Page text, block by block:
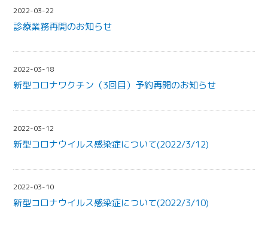
2022-03-22
診療業務再開のお知らせ
2022-03-18
新型コロナワクチン（3回目）予約再開のお知らせ
2022-03-12
新型コロナウイルス感染症について(2022/3/12)
2022-03-10
新型コロナウイルス感染症について(2022/3/10)